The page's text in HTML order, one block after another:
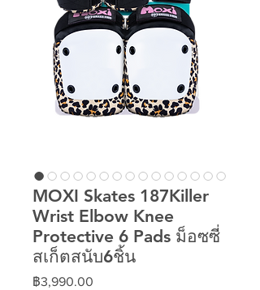
MOXI Skates 187Killer
Wrist Elbow Knee
Protective 6 Pads ม็อซซี่
สเก็ตสนับ6ชิ้น
฿3,990.00